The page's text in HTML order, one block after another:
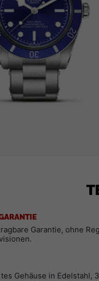
Garantie, ohne
Gehäuse in Edelstahl,